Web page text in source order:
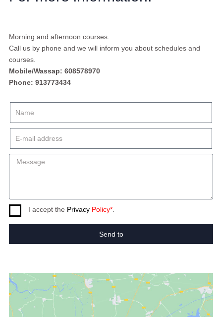
Morning and afternoon courses.
Call us by phone and we will inform you about schedules and
courses.
Mobile/Wassap: 608578970
Phone: 913773434
I accept the PrivacyPolicy*.
Send to